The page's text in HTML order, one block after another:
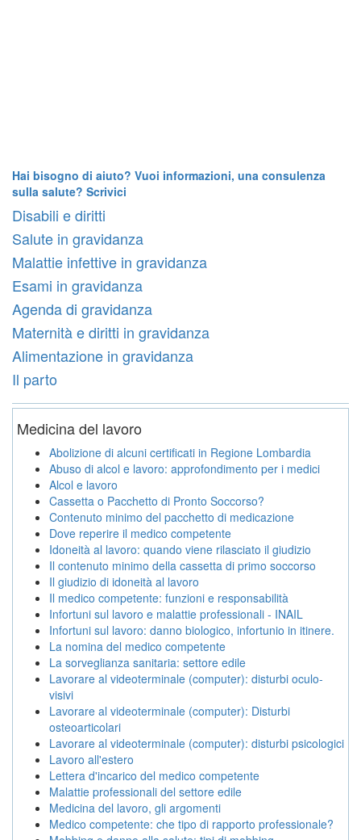
Hai bisogno di aiuto? Vuoi informazioni, una consulenza
sulla salute? Scrivici
Disabili e diritti
Salute in gravidanza
Malattie infettive in gravidanza
Esami in gravidanza
Agenda di gravidanza
Maternità e diritti in gravidanza
Alimentazione in gravidanza
Il parto
Medicina del lavoro
Abolizione di alcuni certificati in Regione Lombardia
Abuso di alcol e lavoro: approfondimento per i medici
Alcol e lavoro
Cassetta o Pacchetto di Pronto Soccorso?
Contenuto minimo del pacchetto di medicazione
Dove reperire il medico competente
Idoneità al lavoro: quando viene rilasciato il giudizio
Il contenuto minimo della cassetta di primo soccorso
Il giudizio di idoneità al lavoro
Il medico competente: funzioni e responsabilità
Infortuni sul lavoro e malattie professionali - INAIL
Infortuni sul lavoro: danno biologico, infortunio in itinere.
La nomina del medico competente
La sorveglianza sanitaria: settore edile
Lavorare al videoterminale (computer): disturbi oculo-
visivi
Lavorare al videoterminale (computer): Disturbi
osteoarticolari
Lavorare al videoterminale (computer): disturbi psicologici
Lavoro all'estero
Lettera d'incarico del medico competente
Malattie professionali del settore edile
Medicina del lavoro, gli argomenti
Medico competente: che tipo di rapporto professionale?